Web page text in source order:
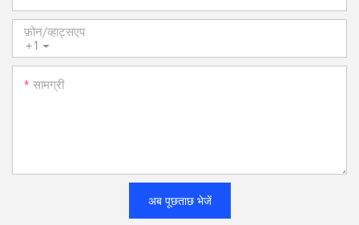
+1
फ़ोन/व्हाट्सएप
सामग्री
अब पूछताछ भेजें